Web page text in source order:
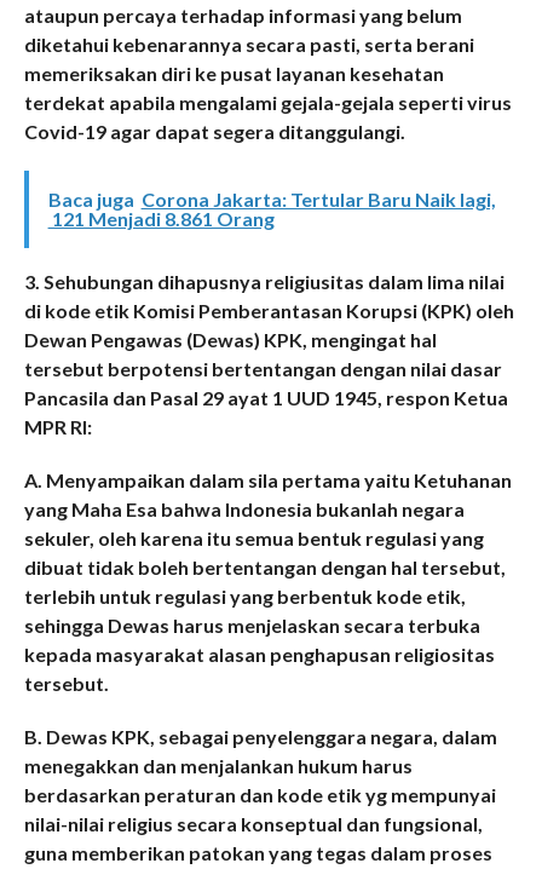
ataupun percaya terhadap informasi yang belum
diketahui kebenarannya secara pasti, serta berani
memeriksakan diri ke pusat layanan kesehatan
terdekat apabila mengalami gejala-gejala seperti virus
Covid-19 agar dapat segera ditanggulangi.
Baca juga Corona Jakarta: Tertular Baru Naik lagi,
121 Menjadi 8.861 Orang
3. Sehubungan dihapusnya religiusitas dalam lima nilai
di kode etik Komisi Pemberantasan Korupsi (KPK) oleh
Dewan Pengawas (Dewas) KPK, mengingat hal
tersebut berpotensi bertentangan dengan nilai dasar
Pancasila dan Pasal 29 ayat 1 UUD 1945, respon Ketua
MPR RI:
A. Menyampaikan dalam sila pertama yaitu Ketuhanan
yang Maha Esa bahwa Indonesia bukanlah negara
sekuler, oleh karena itu semua bentuk regulasi yang
dibuat tidak boleh bertentangan dengan hal tersebut,
terlebih untuk regulasi yang berbentuk kode etik,
sehingga Dewas harus menjelaskan secara terbuka
kepada masyarakat alasan penghapusan religiositas
tersebut.
B. Dewas KPK, sebagai penyelenggara negara, dalam
menegakkan dan menjalankan hukum harus
berdasarkan peraturan dan kode etik yg mempunyai
nilai-nilai religius secara konseptual dan fungsional,
guna memberikan patokan yang tegas dalam proses